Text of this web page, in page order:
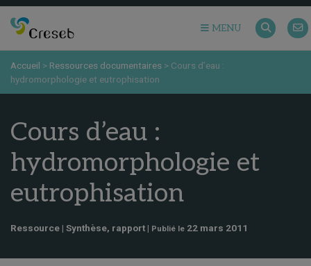
MENU
Accueil > Ressources documentaires > Cours d’eau :
hydromorphologie et eutrophisation
Cours d’eau :
hydromorphologie et
eutrophisation
Ressource | Synthèse, rapport | Publié le 22 mars 2011